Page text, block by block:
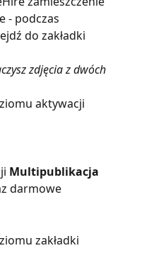
- podczas
do zakładki
zdjęcia z dwóch
aktywacji
Multipublikacja
darmowe
zakładki